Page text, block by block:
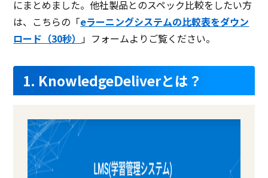
AI不正防止機能
クロスサイトスクリプティ
Q&A機能
他システム連携
インジェクション攻撃防御
にまとめました。他社製品とのスペック比較をしたい方
は、 こちらの「eラーニングシステムの比較表をダウン
ロード（30秒） 」フォームよりご覧ください。
1. KnowledgeDeliverとは？